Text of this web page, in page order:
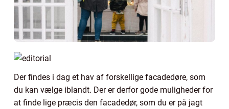
Der findes i dag et hav af forskellige facadedøre, som
du kan vælge iblandt. Der er derfor gode muligheder for
at finde lige præcis den facadedør, som du er på jagt